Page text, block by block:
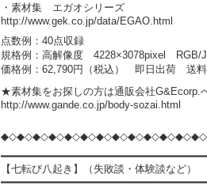
・素材集 エガオシリーズ
http://www.gek.co.jp/data/EGAO.html
点数例：40点収録
規格例：高解像度 4228×3078pixel RGB/
価格例：62,790円（税込） 即日出荷 送
★素材集をお探しの方は通販会社G&Ecorp.
http://www.gande.co.jp/body-sozai.html
【七転び八起き】（失敗談・体験談など）